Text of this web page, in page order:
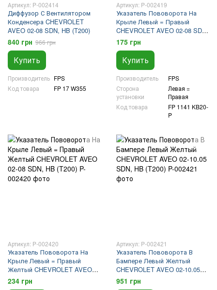
Артикул: P-002414
Диффузор С Вентилятором
Конденсера CHEVROLET
AVEO 02-08 SDN, HB (T200)
840 грн 966 грн
Купить
Производитель FPS
Код товара
FP 17 W355
Артикул: P-002419
Указатель Пововорота На
Крыле Левый = Правый
CHEVROLET AVEO 02-08 SDN,
HB (T200)
175 грн
Купить
Производитель
FPS
Сторона
установки
Левая =
Правая
Код товара
FP 1141 KB20-
P
Артикул: P-002420
Указатель Пововорота На
Крыле Левый = Правый
Желтый CHEVROLET AVEO
02-08 SDN, HB (T200)
234 грн
Артикул: P-002421
Указатель Пововорота В
Бампере Левый Желтый
CHEVROLET AVEO 02-10.05
SDN, HB (T200)
951 грн